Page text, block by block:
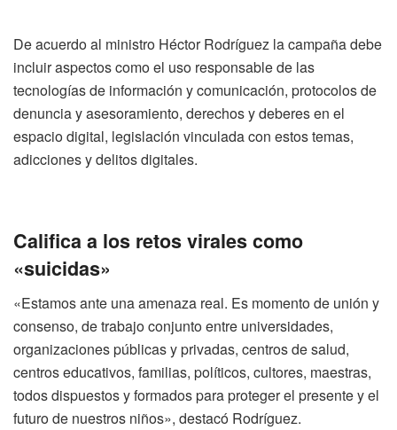
De acuerdo al ministro Héctor Rodríguez la campaña debe
incluir aspectos como el uso responsable de las
tecnologías de información y comunicación, protocolos de
denuncia y asesoramiento, derechos y deberes en el
espacio digital, legislación vinculada con estos temas,
adicciones y delitos digitales.
Califica a los retos virales como
«suicidas»
«Estamos ante una amenaza real. Es momento de unión y
consenso, de trabajo conjunto entre universidades,
organizaciones públicas y privadas, centros de salud,
centros educativos, familias, políticos, cultores, maestras,
todos dispuestos y formados para proteger el presente y el
futuro de nuestros niños», destacó Rodríguez.